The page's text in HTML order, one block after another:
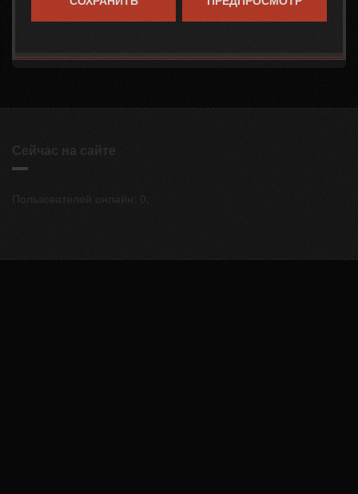
Сейчас на сайте
Пользователей онлайн: 0.